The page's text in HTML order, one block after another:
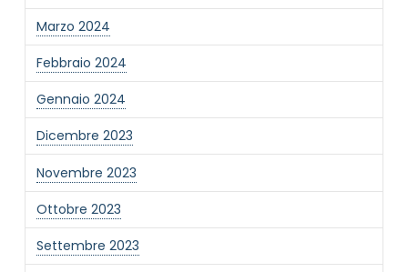
Marzo 2024
Febbraio 2024
Gennaio 2024
Dicembre 2023
Novembre 2023
Ottobre 2023
Settembre 2023
Newsletter
Desidero rimanere aggiornato sulle ultime
novità dell'Associazione tramite l'iscrizione alla
newsletter
Invia